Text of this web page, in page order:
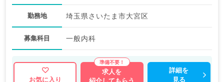
勤務地 埼玉県さいたま市大宮区
募集科目 一般内科
お気に入り
求人を
詳細を
見る